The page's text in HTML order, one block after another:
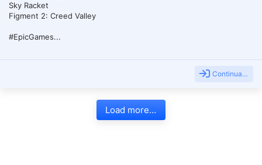
Sky Racket
Figment 2: Creed Valley
#EpicGames...
Continua…
Load more…